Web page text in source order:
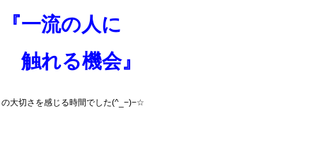
『一流の人に
触れる機会』
の大切さを感じる時間でした(^_−)−☆